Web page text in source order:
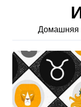
Домашняя